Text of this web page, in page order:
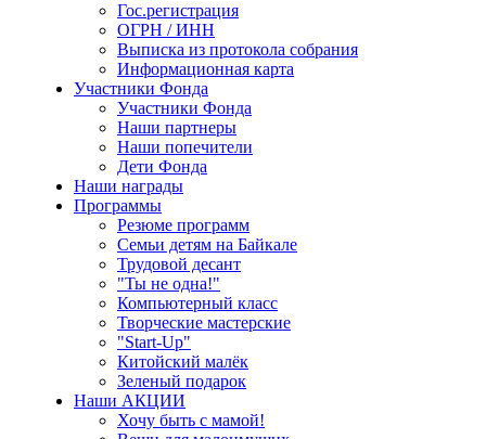
Гос.регистрация
ОГРН / ИНН
Выписка из протокола собрания
Информационная карта
Участники Фонда
Участники Фонда
Наши партнеры
Наши попечители
Дети Фонда
Наши награды
Программы
Резюме программ
Семьи детям на Байкале
Трудовой десант
"Ты не одна!"
Компьютерный класс
Творческие мастерские
"Start-Up"
Китойский малёк
Зеленый подарок
Наши АКЦИИ
Хочу быть с мамой!